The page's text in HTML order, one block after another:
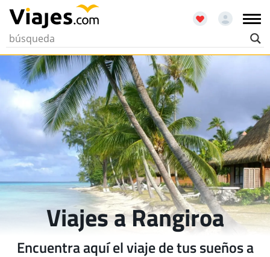
Viajes a Rangiroa
Encuentra aquí el viaje de tus sueños a